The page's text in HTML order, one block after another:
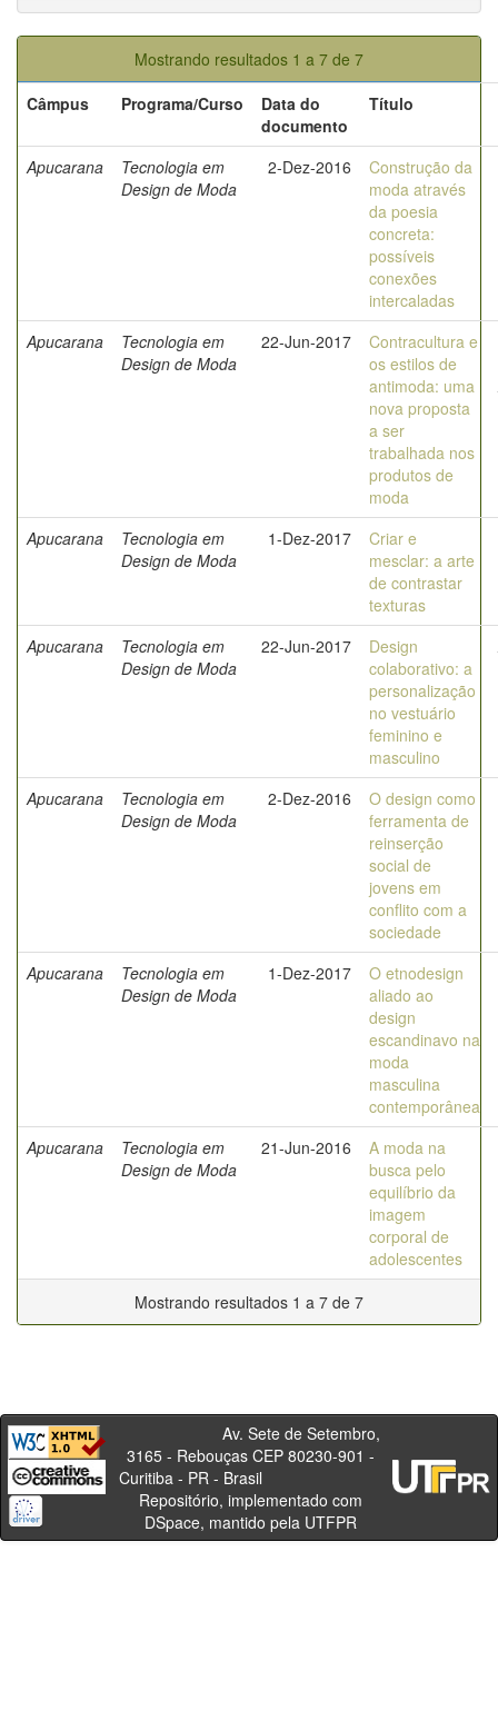
Mostrando resultados 1 a 7 de 7
Câmpus
Programa/Curso
Data do
documento
Título
Apucarana
Tecnologia em
Design de Moda
2-Dez-2016
Construção da
moda através
da poesia
concreta:
possíveis
conexões
intercaladas
Apucarana
Tecnologia em
Design de Moda
22-Jun-2017
Contracultura e
os estilos de
antimoda: uma
nova proposta
a ser
trabalhada nos
produtos de
moda
Apucarana
Tecnologia em
Design de Moda
1-Dez-2017
Criar e
mesclar: a arte
de contrastar
texturas
Apucarana
Tecnologia em
Design de Moda
22-Jun-2017
Design
colaborativo: a
personalização
no vestuário
feminino e
masculino
Apucarana
Tecnologia em
Design de Moda
2-Dez-2016
O design como
ferramenta de
reinserção
social de
jovens em
conflito com a
sociedade
Apucarana
Tecnologia em
Design de Moda
1-Dez-2017
O etnodesign
aliado ao
design
escandinavo na
moda
masculina
contemporânea
Apucarana
Tecnologia em
Design de Moda
21-Jun-2016
A moda na
busca pelo
equilíbrio da
imagem
corporal de
adolescentes
Mostrando resultados 1 a 7 de 7
Av. Sete de Setembro,
3165 - Rebouças CEP 80230-901 -
Curitiba - PR - Brasil
Repositório, implementado com
DSpace, mantido pela UTFPR